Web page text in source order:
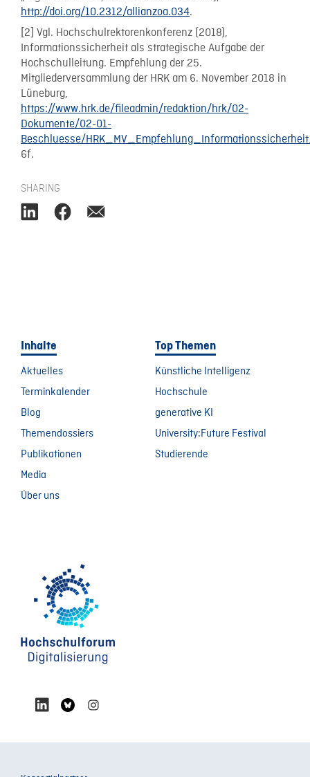
http://doi.org/10.2312/allianzoa.034.
[2] Vgl. Hochschulrektorenkonferenz (2018),
Informationssicherheit als strategische Aufgabe der
Hochschulleitung. Empfehlung der 25.
Mitgliederversammlung der HRK am 6. November 2018 in
Lüneburg,
https://www.hrk.de/fileadmin/redaktion/hrk/02-
Dokumente/02-01-
Beschluesse/
6f.
SHARING
Inhalte
Aktuelles
Terminkalender
Blog
Themendossiers
Publikationen
Media
Über uns
Top Themen
Künstliche Intelligenz
Hochschule
generative KI
University:Future Festival
Studierende